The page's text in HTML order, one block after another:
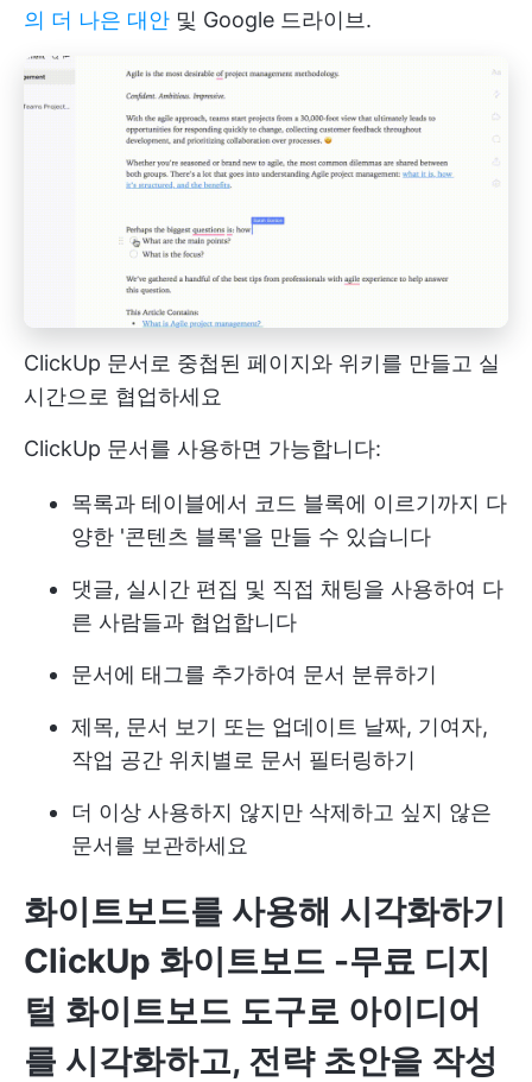
의 더 나은 대안 및 Google 드라이브.
ClickUp 문서로 중첩된 페이지와 위키를 만들고 실
시간으로 협업하세요
ClickUp 문서를 사용하면 가능합니다:
목록과 테이블에서 코드 블록에 이르기까지 다
양한 '콘텐츠 블록'을 만들 수 있습니다
댓글, 실시간 편집 및 직접 채팅을 사용하여 다
른 사람들과 협업합니다
문서에 태그를 추가하여 문서 분류하기
제목, 문서 보기 또는 업데이트 날짜, 기여자,
작업 공간 위치별로 문서 필터링하기
더 이상 사용하지 않지만 삭제하고 싶지 않은
문서를 보관하세요
화이트보드를 사용해 시각화하기
ClickUp 화이트보드 -무료 디지
털 화이트보드 도구로 아이디어
를 시각화하고, 전략 초안을 작성